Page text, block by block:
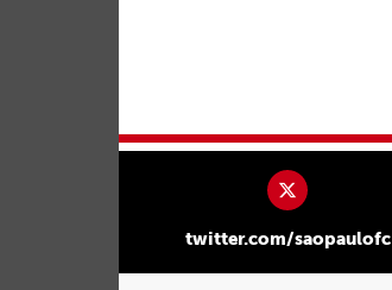
twitter.com/saopaulofc